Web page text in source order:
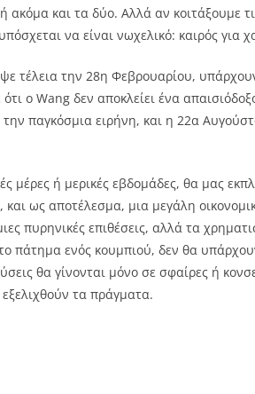
ακόμα και τα δύο. Αλλά αν κοιτάξουμε
να είναι νωχελικό: καιρός για
τέλεια την 28η Φεβρουαρίου,
ο Wang δεν αποκλείει ένα
παγκόσμια ειρήνη, και η 22α
μέρες ή μερικές εβδομάδες, θα μας
ως αποτέλεσμα, μια μεγάλη
πυρηνικές επιθέσεις, αλλά τα
πάτημα ενός κουμπιού, δεν θα
θα γίνονται μόνο σε σφαίρες ή
τα πράγματα.